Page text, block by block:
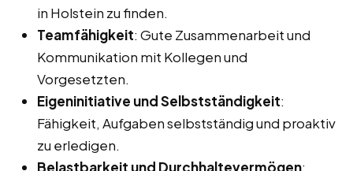
in Holstein zu finden.
Teamfähigkeit: Gute Zusammenarbeit und
Kommunikation mit Kollegen und
Vorgesetzten.
Eigeninitiative und Selbstständigkeit:
Fähigkeit, Aufgaben selbstständig und proaktiv
zu erledigen.
Belastbarkeit und Durchhaltevermögen: